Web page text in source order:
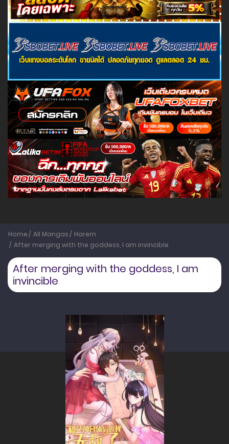
Home All Mangas
Harem
After merging with the goddess, I am invincible
After merging with the goddess, I am
invincible